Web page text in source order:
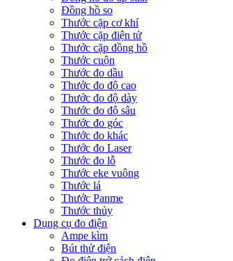
Đồng hồ so
Thước cặp cơ khí
Thước cặp điện tử
Thước cặp đồng hồ
Thước cuộn
Thước đo dầu
Thước đo độ cao
Thước đo độ dày
Thước đo độ sâu
Thước đo góc
Thước đo khác
Thước đo Laser
Thước đo lỗ
Thước eke vuông
Thước lá
Thước Panme
Thước thủy
Dụng cụ đo điện
Ampe kìm
Bút thử điện